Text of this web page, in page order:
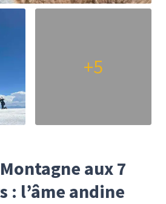
+5
aux 7
: l’âme andine